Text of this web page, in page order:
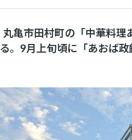
丸亀市田村町の「中華料
る。9月上旬頃に「あおば